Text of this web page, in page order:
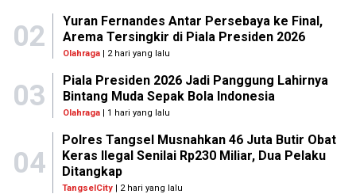
02
Yuran Fernandes Antar Persebaya ke Final,
Arema Tersingkir di Piala Presiden 2026
Olahraga| 2 hari yang lalu
03
Piala Presiden 2026 Jadi Panggung Lahirnya
Bintang Muda Sepak Bola Indonesia
Olahraga| 1 hari yang lalu
04
Polres Tangsel Musnahkan 46 Juta Butir Obat
Keras Ilegal Senilai Rp230 Miliar, Dua Pelaku
Ditangkap
TangselCity | 2 hari yang lalu